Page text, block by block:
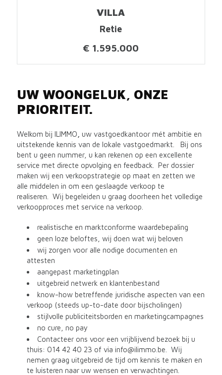
VILLA
Retie
€ 1.595.000
UW WOONGELUK, ONZE
PRIORITEIT.
Welkom bij ILIMMO uw vastgoedkantoor mét ambitie en
uitstekende kennis van de lokale vastgoedmarkt. Bij ons
bent u geen nummer, u kan rekenen op een excellente
service met directe opvolging en feedback. Per dossier
maken wij een verkoopstrategie op maat en zetten we
alle middelen in om een geslaagde verkoop te
realiseren. Wij begeleiden u graag doorheen het volledige
verkoopproces met service na verkoop.
realistische en marktconforme waardebepaling
geen loze beloftes, wij doen wat wij beloven
wij zorgen voor alle nodige documenten en
attesten
aangepast marketingplan
uitgebreid netwerk en klantenbestand
know-how betreffende juridische aspecten van een
verkoop (steeds up-to-date door bijscholingen)
stijlvolle publiciteitsborden en marketingcampagnes
no cure, no pay
Contacteer ons voor een vrijblijvend bezoek bij u
thuis: 014 42 40 23 of via info@ilimmo.be. Wij
nemen graag uitgebreid de tijd om kennis te maken en
te luisteren naar uw wensen en verwachtingen.